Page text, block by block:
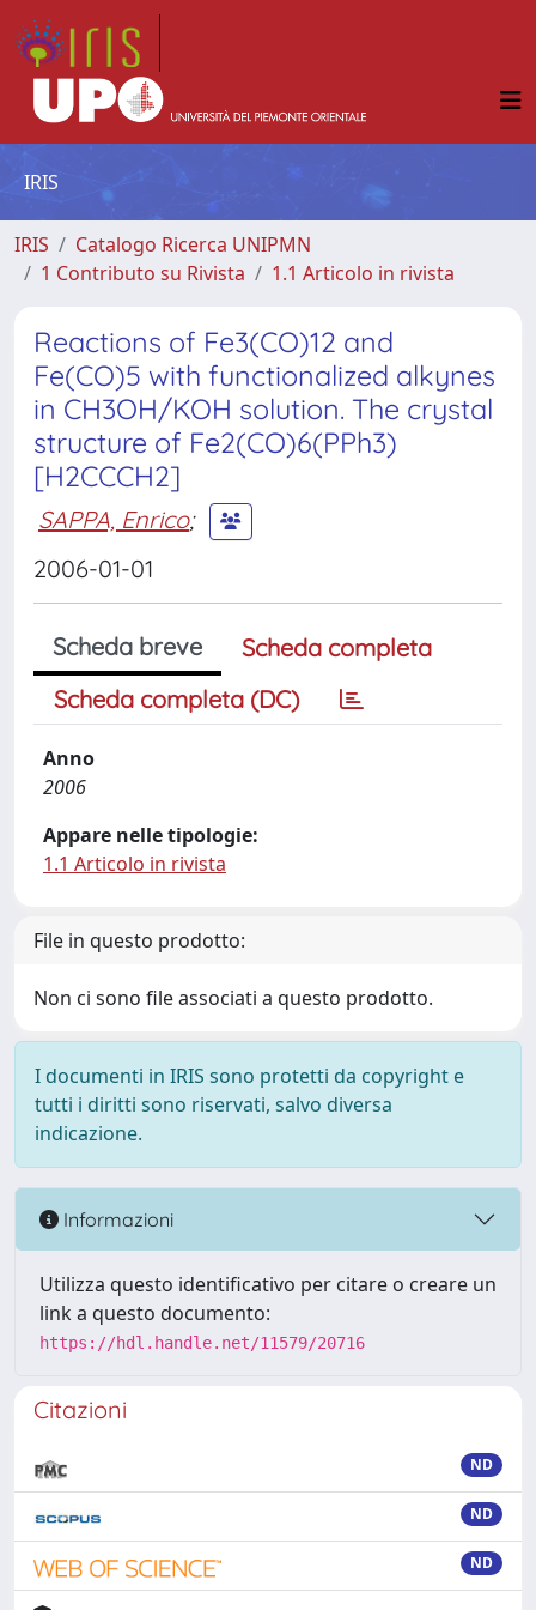
IRIS
IRIS
Catalogo Ricerca UNIPMN
1 Contributo su Rivista
1.1 Articolo in rivista
Reactions of Fe3(CO)12 and
Fe(CO)5 with functionalized alkynes
in CH3OH/KOH solution. The crystal
structure of Fe2(CO)6(PPh3)
[H2CCCH2]
SAPPA, Enrico;
2006-01-01
Scheda breve
Scheda completa
Scheda completa (DC)
Anno
2006
Appare nelle tipologie:
1.1 Articolo in rivista
File in questo prodotto:
Non ci sono file associati a questo prodotto.
I documenti in IRIS sono protetti da copyright e
tutti i diritti sono riservati, salvo diversa
indicazione.
Informazioni
Utilizza questo identificativo per citare o creare un
link a questo documento:
https://hdl.handle.net/11579/20716
Citazioni
ND
ND
ND